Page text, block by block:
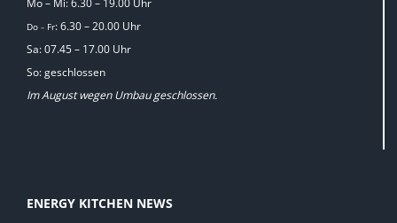
Do – Fr: 6.30 – 20.00 Uhr
Sa: 07.45 – 17.00 Uhr
So: geschlossen
Im August wegen Umbau geschlossen.
ENERGY KITCHEN NEWS